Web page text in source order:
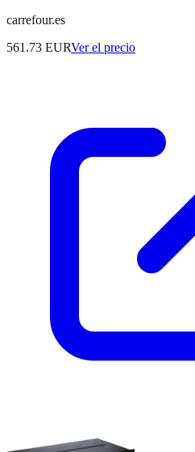
carrefour.es
561.73 EURVer el precio